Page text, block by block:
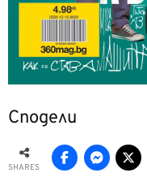
Сподели
SHARES